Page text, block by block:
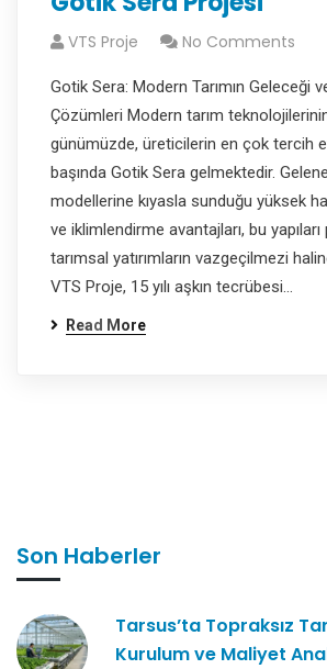
VTS Proje No Comments
Gotik Sera: Modern Tarımın Geleceği
Çözümleri Modern tarım
günümüzde, üreticilerin en çok tercih
başında Gotik Sera gelmektedir.
modellerine kıyasla sunduğu yüksek
ve iklimlendirme avantajları, bu
tarımsal yatırımların vazgeçilmezi
VTS Proje, 15 yılı aşkın tecrübesi…
Read More
Son Haberler
Tarsus’ta Topraksız
Kurulum ve Maliyet